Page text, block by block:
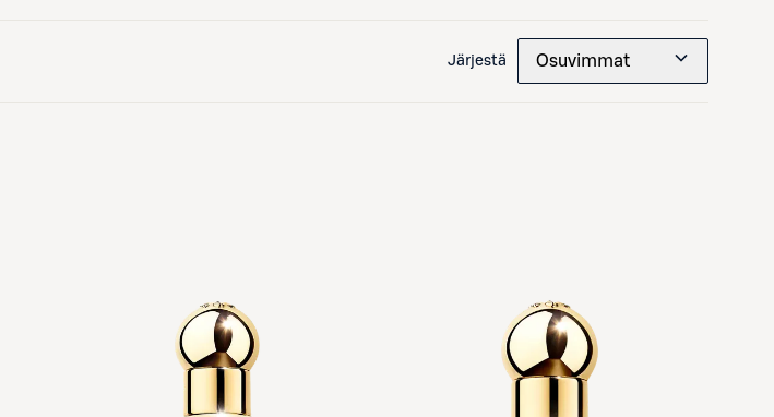
Järjestä Osuvimmat